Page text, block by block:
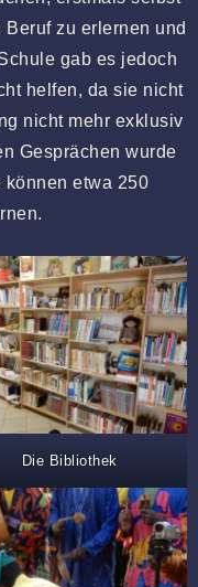
zu erlernen und
gab es jedoch
helfen, da sie nicht
nicht mehr exklusiv
Gesprächen wurde
etwa 250
Die Bibliothek